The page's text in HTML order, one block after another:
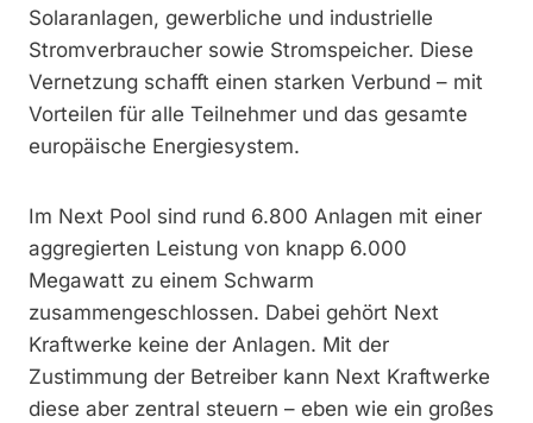
Solaranlagen, gewerbliche und industrielle
Stromverbraucher sowie Stromspeicher. Diese
Vernetzung schafft einen starken Verbund – mit
Vorteilen für alle Teilnehmer und das gesamte
europäische Energiesystem.
Im Next Pool sind rund 6.800 Anlagen mit einer
aggregierten Leistung von knapp 6.000
Megawatt zu einem Schwarm
zusammengeschlossen. Dabei gehört Next
Kraftwerke keine der Anlagen. Mit der
Zustimmung der Betreiber kann Next Kraftwerke
diese aber zentral steuern – eben wie ein großes